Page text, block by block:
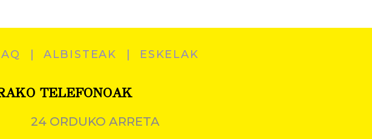
ALBISTEAK ESKELAK
TELEFONOAK
24 ORDUKO ARRETA